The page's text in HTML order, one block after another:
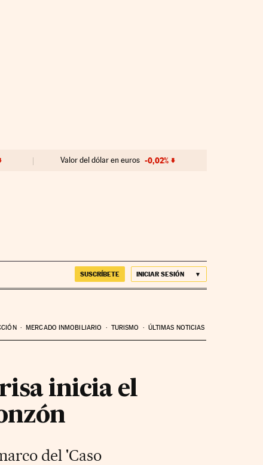
Valor del dólar en euros -0,02%
SUSCRÍBETE INICIAR SESIÓN
MERCADO INMOBILIARIO TURISMO ÚLTIMAS NOTICIAS
inicia el
del 'Caso